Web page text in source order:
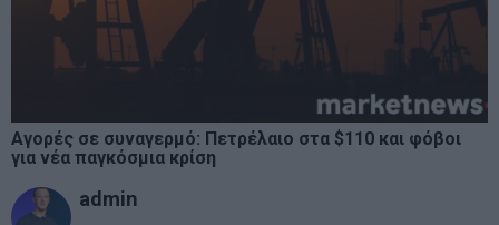
Αγορές σε συναγερμό: Πετρέλαιο στα $110 και φόβοι
για νέα παγκόσμια κρίση
admin